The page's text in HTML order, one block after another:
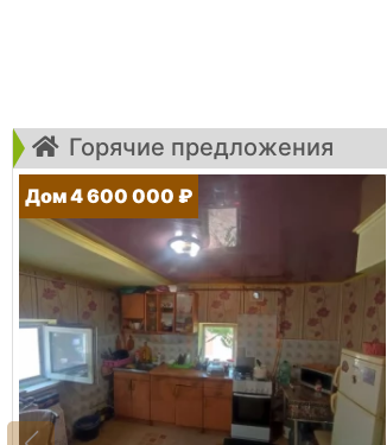
Горячие предложения
Дом 4 600 000 ₽